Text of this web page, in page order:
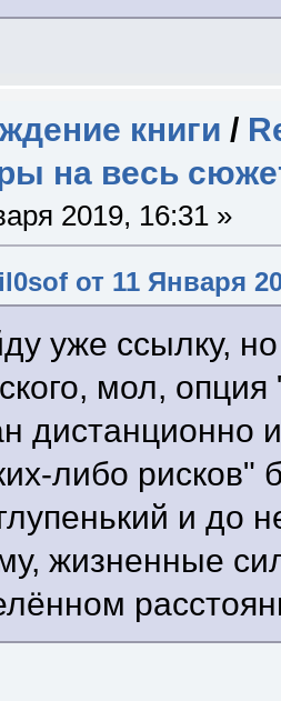
книги /
на весь
2019, 16:31 »
от 11 Января
уже ссылку,
мол, опция
дистанционно
либо
и до
жизненные